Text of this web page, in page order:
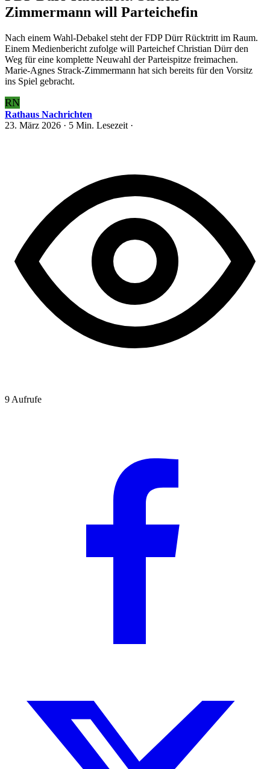
Zimmermann will Parteichefin
Nach einem Wahl-Debakel steht der FDP Dürr Rücktritt im Raum.
Einem Medienbericht zufolge will Parteichef Christian Dürr den
Weg für eine komplette Neuwahl der Parteispitze freimachen.
Marie-Agnes Strack-Zimmermann hat sich bereits für den Vorsitz
ins Spiel gebracht.
RN
Rathaus Nachrichten
23. März 2026 · 5 Min. Lesezeit ·
9 Aufrufe